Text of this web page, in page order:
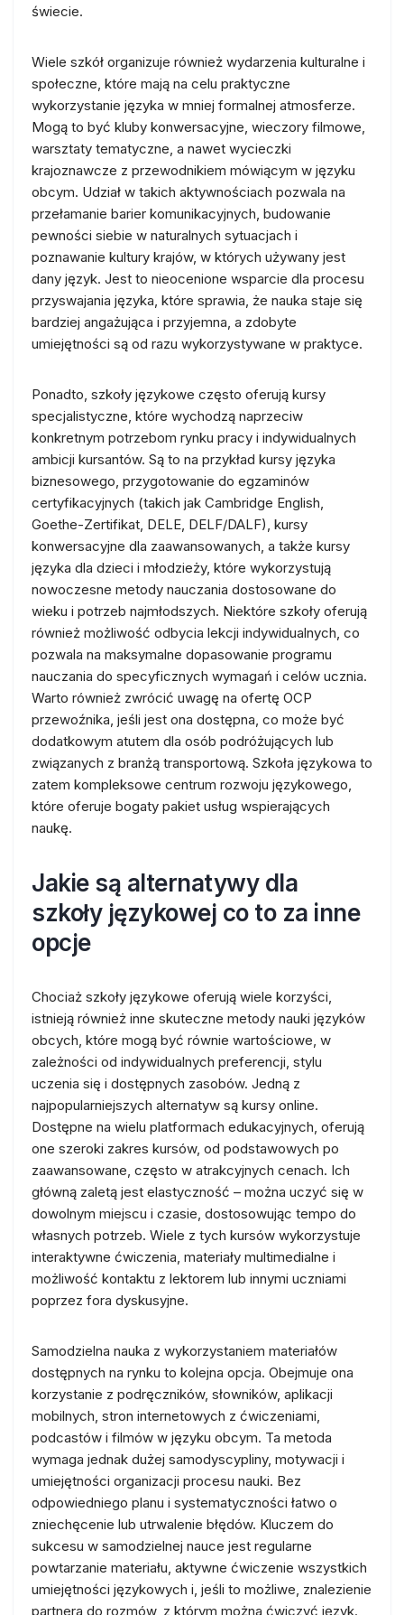
świecie.
Wiele szkół organizuje również wydarzenia kulturalne i
społeczne, które mają na celu praktyczne
wykorzystanie języka w mniej formalnej atmosferze.
Mogą to być kluby konwersacyjne, wieczory filmowe,
warsztaty tematyczne, a nawet wycieczki
krajoznawcze z przewodnikiem mówiącym w języku
obcym. Udział w takich aktywnościach pozwala na
przełamanie barier komunikacyjnych, budowanie
pewności siebie w naturalnych sytuacjach i
poznawanie kultury krajów, w których używany jest
dany język. Jest to nieocenione wsparcie dla procesu
przyswajania języka, które sprawia, że nauka staje się
bardziej angażująca i przyjemna, a zdobyte
umiejętności są od razu wykorzystywane w praktyce.
Ponadto, szkoły językowe często oferują kursy
specjalistyczne, które wychodzą naprzeciw
konkretnym potrzebom rynku pracy i indywidualnych
ambicji kursantów. Są to na przykład kursy języka
biznesowego, przygotowanie do egzaminów
certyfikacyjnych (takich jak Cambridge English,
Goethe-Zertifikat, DELE, DELF/DALF), kursy
konwersacyjne dla zaawansowanych, a także kursy
języka dla dzieci i młodzieży, które wykorzystują
nowoczesne metody nauczania dostosowane do
wieku i potrzeb najmłodszych. Niektóre szkoły oferują
również możliwość odbycia lekcji indywidualnych, co
pozwala na maksymalne dopasowanie programu
nauczania do specyficznych wymagań i celów ucznia.
Warto również zwrócić uwagę na ofertę OCP
przewoźnika, jeśli jest ona dostępna, co może być
dodatkowym atutem dla osób podróżujących lub
związanych z branżą transportową. Szkoła językowa to
zatem kompleksowe centrum rozwoju językowego,
które oferuje bogaty pakiet usług wspierających
naukę.
Jakie są alternatywy dla
szkoły językowej co to za inne
opcje
Chociaż szkoły językowe oferują wiele korzyści,
istnieją również inne skuteczne metody nauki języków
obcych, które mogą być równie wartościowe, w
zależności od indywidualnych preferencji, stylu
uczenia się i dostępnych zasobów. Jedną z
najpopularniejszych alternatyw są kursy online.
Dostępne na wielu platformach edukacyjnych, oferują
one szeroki zakres kursów, od podstawowych po
zaawansowane, często w atrakcyjnych cenach. Ich
główną zaletą jest elastyczność – można uczyć się w
dowolnym miejscu i czasie, dostosowując tempo do
własnych potrzeb. Wiele z tych kursów wykorzystuje
interaktywne ćwiczenia, materiały multimedialne i
możliwość kontaktu z lektorem lub innymi uczniami
poprzez fora dyskusyjne.
Samodzielna nauka z wykorzystaniem materiałów
dostępnych na rynku to kolejna opcja. Obejmuje ona
korzystanie z podręczników, słowników, aplikacji
mobilnych, stron internetowych z ćwiczeniami,
podcastów i filmów w języku obcym. Ta metoda
wymaga jednak dużej samodyscypliny, motywacji i
umiejętności organizacji procesu nauki. Bez
odpowiedniego planu i systematyczności łatwo o
zniechęcenie lub utrwalenie błędów. Kluczem do
sukcesu w samodzielnej nauce jest regularne
powtarzanie materiału, aktywne ćwiczenie wszystkich
umiejętności językowych i, jeśli to możliwe, znalezienie
partnera do rozmów, z którym można ćwiczyć język.